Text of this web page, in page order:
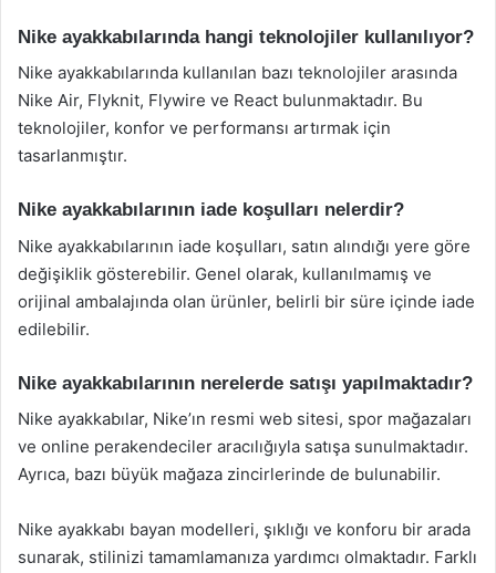
Nike ayakkabılarında hangi teknolojiler kullanılıyor?
Nike ayakkabılarında kullanılan bazı teknolojiler arasında
Nike Air, Flyknit, Flywire ve React bulunmaktadır. Bu
teknolojiler, konfor ve performansı artırmak için
tasarlanmıştır.
Nike ayakkabılarının iade koşulları nelerdir?
Nike ayakkabılarının iade koşulları, satın alındığı yere göre
değişiklik gösterebilir. Genel olarak, kullanılmamış ve
orijinal ambalajında olan ürünler, belirli bir süre içinde iade
edilebilir.
Nike ayakkabılarının nerelerde satışı yapılmaktadır?
Nike ayakkabılar, Nike’ın resmi web sitesi, spor mağazaları
ve online perakendeciler aracılığıyla satışa sunulmaktadır.
Ayrıca, bazı büyük mağaza zincirlerinde de bulunabilir.
Nike ayakkabı bayan modelleri, şıklığı ve konforu bir arada
sunarak, stilinizi tamamlamanıza yardımcı olmaktadır. Farklı